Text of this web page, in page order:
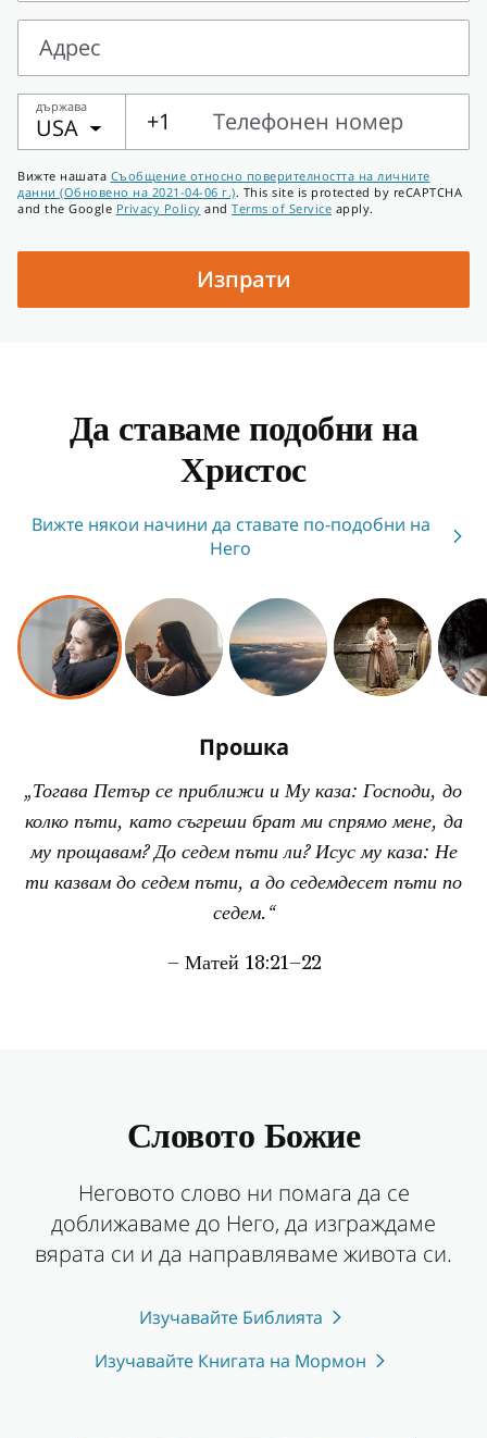
Страна
Адрес
Адрес
държава
USA +1
Телефонен номер
номер
Вижте нашата Съобщение относно поверителността на личните
данни (Обновено на 2021-04-06 г.). This site is protected by reCAPTCHA
and the Google Privacy Policy and Terms of Service apply.
Изпрати
Да ставаме подобни на
Христос
Вижте някои начини да ставате по-подобни на
Него
Прошка
„Тогава Петър се приближи и Му каза: Господи, до
колко пъти, като съгреши брат ми спрямо мене, да
му прощавам? До седем пъти ли? Исус му каза: Не
ти казвам до седем пъти, а до седемдесет пъти по
седем.“
– Матей 18:21–22
Словото Божие
Неговото слово ни помага да се
доближаваме до Него, да изграждаме
вярата си и да направляваме живота си.
Изучавайте Библията
Изучавайте Книгата на Мормон